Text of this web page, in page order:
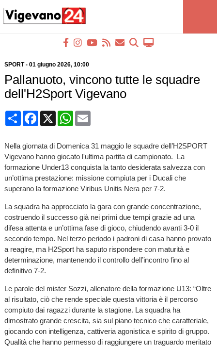
SPORT- 01 giugno 2026, 10:00
Pallanuoto, vincono tutte le squadre
dell'H2Sport Vigevano
CondividiFacebook
X WhatsApp
Email
Nella giornata di Domenica 31 maggio le squadre dell’H2SPORT
Vigevano hanno giocato l'ultima partita di campionato. La
formazione Under13 conquista la tanto desiderata salvezza con
un’ottima prestazione: missione compiuta per i Ducali che
superano la formazione Viribus Unitis Nera per 7-2.
La squadra ha approcciato la gara con grande concentrazione,
costruendo il successo già nei primi due tempi grazie ad una
difesa attenta e un’ottima fase di gioco, chiudendo avanti 3-0 il
secondo tempo. Nel terzo periodo i padroni di casa hanno provato
a reagire, ma H2Sport ha saputo rispondere con maturità e
determinazione, mantenendo il controllo dell’incontro fino al
definitivo 7-2.
Le parole del mister Sozzi, allenatore della formazione U13: “Oltre
al risultato, ciò che rende speciale questa vittoria è il percorso
compiuto dai ragazzi durante la stagione. La squadra ha
dimostrato grande crescita, sia sul piano tecnico che caratteriale,
giocando con intelligenza, cattiveria agonistica e spirito di gruppo.
Qualità che hanno permesso di raggiungere un traguardo meritato